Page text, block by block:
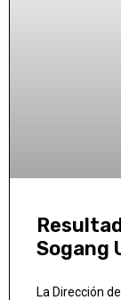
Sogang
La Dirección